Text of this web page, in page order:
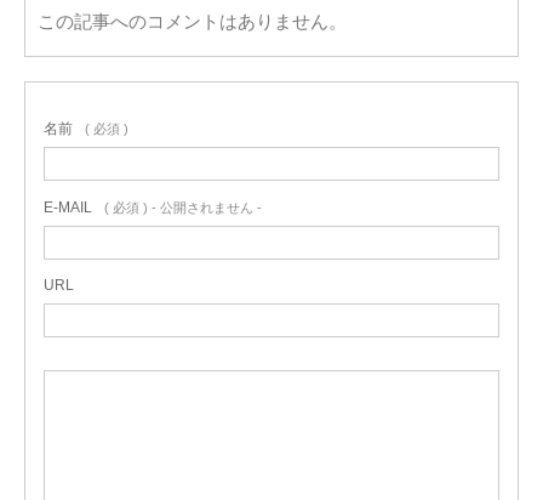
この記事へのコメントはありません。
名前 ( 必須 )
E-MAIL ( 必須 ) - 公開されません -
URL